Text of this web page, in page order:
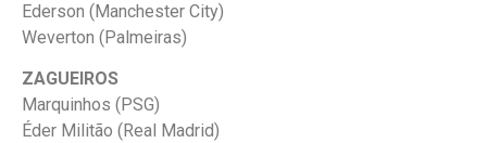
Ederson (Manchester City)
Weverton (Palmeiras)
ZAGUEIROS
Marquinhos (PSG)
Éder Militão (Real Madrid)